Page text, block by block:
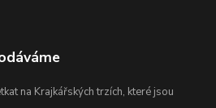
na Krajkářských trzích, které jsou